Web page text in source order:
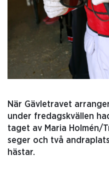
När Gävletravet
under fredagskvällen
taget av Maria Holmén/
seger och två
hästar.